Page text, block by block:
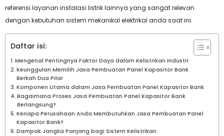
referensi layanan instalasi listrik lainnya yang sangat relevan
dengan kebutuhan sistem mekanikal elektrikal anda saat ini.
Daftar isi:
Mengenal Pentingnya Faktor Daya dalam Kelistrikan Industri
Keunggulan Memilih Jasa Pembuatan Panel Kapasitor Bank
Berkah Dua Pilar
Komponen Utama dalam Jasa Pembuatan Panel Kapasitor Bank
Bagaimana Proses Jasa Pembuatan Panel Kapasitor Bank
Berlangsung?
Kenapa Perusahaan Anda Membutuhkan Jasa Pembuatan Panel
Kapasitor Bank?
Dampak Jangka Panjang bagi Sistem Kelistrikan